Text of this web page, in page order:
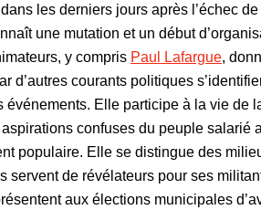
les derniers jours après l’échec
une mutation et un début
y compris Paul Lafargue,
d’autres courants politiques
Elle participe à la vie
confuses du peuple
populaire. Elle se distingue des
servent de révélateurs pour ses
aux élections municipales